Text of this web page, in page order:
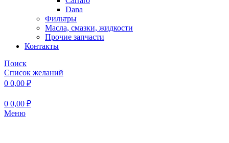
Dana
Фильтры
Масла, смазки, жидкости
Прочие запчасти
Контакты
Поиск
Список желаний
0 0,00 ₽
0 0,00 ₽
Меню